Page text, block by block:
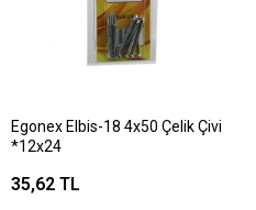
Egonex Elbis-18 4x50 Çelik Çivi
*12x24
35,62 TL